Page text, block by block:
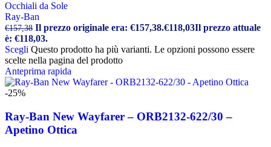
Occhiali da Sole
Ray-Ban
€157,38 Il prezzo originale era: €157,38.€118,03Il prezzo attuale
è: €118,03.
Scegli Questo prodotto ha più varianti. Le opzioni possono essere
scelte nella pagina del prodotto
Anteprima rapida
-25%
Ray-Ban New Wayfarer – ORB2132-622/30 –
Apetino Ottica